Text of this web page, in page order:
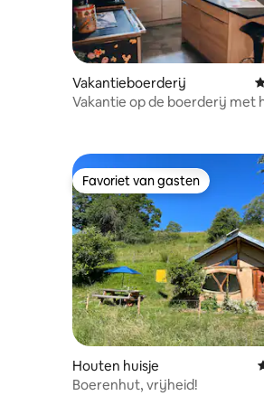
Vakantieboerderij
Vakantie op de boerderij met
Favoriet van gasten
Favoriet van gasten
Houten huisje
Boerenhut, vrijheid!